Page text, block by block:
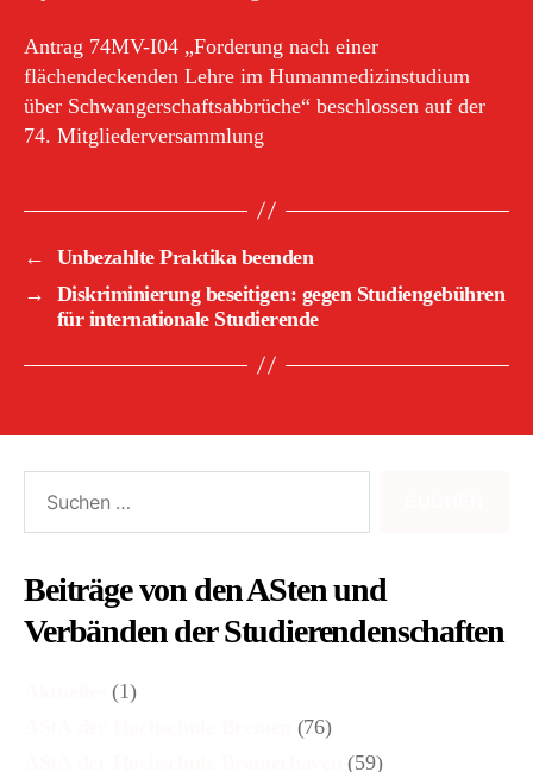
Antrag 74MV-I04 „Forderung nach einer
flächendeckenden Lehre im Humanmedizinstudium
über Schwangerschaftsabbrüche“ beschlossen auf der
74. Mitgliederversammlung
←
Unbezahlte Praktika beenden
→
Diskriminierung beseitigen: gegen Studiengebühren
für internationale Studierende
nach:
Beiträge von den ASten und
Verbänden der Studierendenschaften
(1)
(76)
(59)